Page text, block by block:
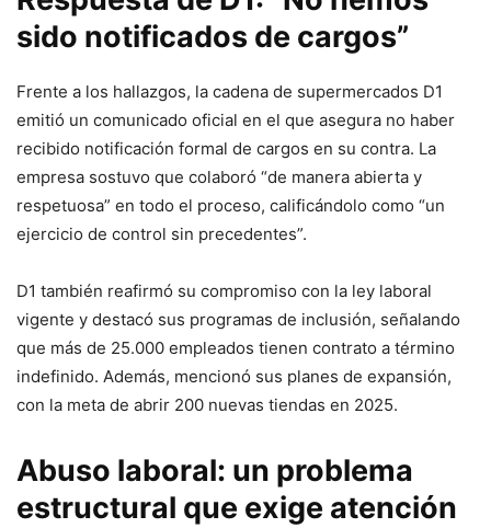
sido notificados de cargos”
Frente a los hallazgos, la cadena de supermercados D1
emitió un comunicado oficial en el que asegura no haber
recibido notificación formal de cargos en su contra. La
empresa sostuvo que colaboró “de manera abierta y
respetuosa” en todo el proceso, calificándolo como “un
ejercicio de control sin precedentes”.
D1 también reafirmó su compromiso con la ley laboral
vigente y destacó sus programas de inclusión, señalando
que más de 25.000 empleados tienen contrato a término
indefinido. Además, mencionó sus planes de expansión,
con la meta de abrir 200 nuevas tiendas en 2025.
Abuso laboral: un problema
estructural que exige atención